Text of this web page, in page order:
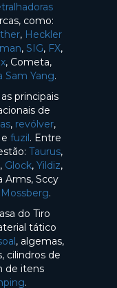
como:
, Heckler
, SIG, FX,
, Cometa,
Sam Yang.
principais
de
, revólver,
e fuzil. Entre
Taurus,
Glock, Yildiz,
Arms, Sccy
Mossberg.
do Tiro
tático
, algemas,
cilindros de
de itens
.